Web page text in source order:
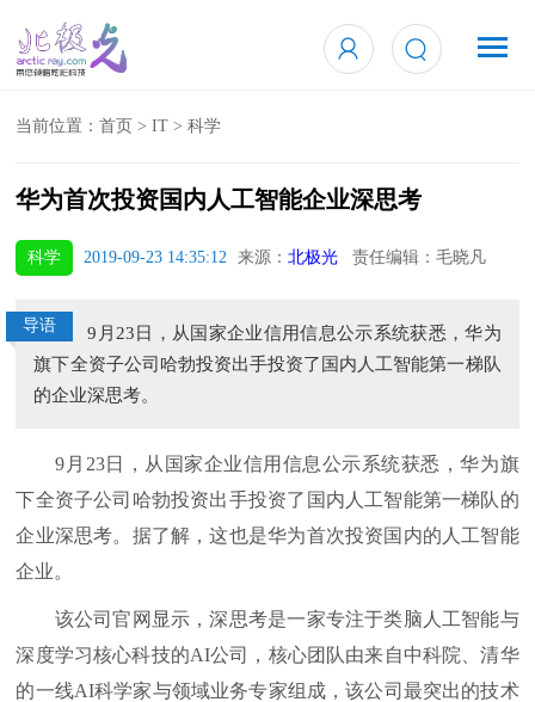
当前位置：首页 >IT >科学
华为首次投资国内人工智能企业深思考
科学 2019-09-23 14:35:12 来源：北极光 责任编辑：毛晓凡
导语
9月23日，从国家企业信用信息公示系统获悉，华为
旗下全资子公司哈勃投资出手投资了国内人工智能第一梯队
的企业深思考。
9月23日，从国家企业信用信息公示系统获悉，华为旗
下全资子公司哈勃投资出手投资了国内人工智能第一梯队的
企业深思考。据了解，这也是华为首次投资国内的人工智能
企业。
该公司官网显示，深思考是一家专注于类脑人工智能与
深度学习核心科技的AI公司，核心团队由来自中科院、清华
的一线AI科学家与领域业务专家组成，该公司最突出的技术